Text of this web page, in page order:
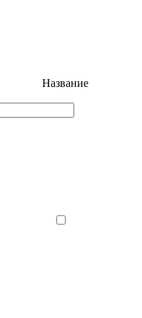
Название